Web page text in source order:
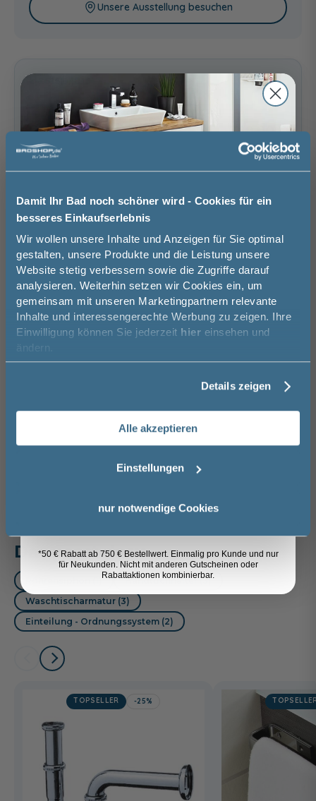
Damit Ihr Bad noch schöner wird - Cookies für ein
besseres Einkaufserlebnis
Wir wollen unsere Inhalte und Anzeigen für Sie optimal
gestalten, unsere Produkte und die Leistung unsere
Website stetig verbessern sowie die Zugriffe darauf
analysieren. Weiterhin setzen wir Cookies ein, um
gemeinsam mit unseren Marketingpartnern relevante
Inhalte und interessengerechte Werbung zu zeigen. Ihre
Einwilligung können Sie jederzeit hier einsehen und
ändern.
Details zeigen
Alle akzeptieren
Einstellungen
nur notwendige Cookies
Unsere Ausstellung besuchen
749,00 €
keine Optionen mit Aufpreis ausgewählt
Gesamtpreis 749,00 €
Versandkostenfrei innerhalb Deutschlands
In den Warenkorb
Artikel merken
Serie 3050
Das passt dazu
Handtuchhalter (3)
Waschtischarmatur (3)
Einteilung - Ordnungssystem (2)
TOPSELLER -25%
Jetzt 50 € sparen!
Melde Sie sich hier zu unserem
Newsletter an und sparen Sie
50€* auf Ihre Bestellung!
Vorname
Email
Anmelden
*50 € Rabatt ab 750 € Bestellwert. Einmalig pro Kunde und nur
für Neukunden. Nicht mit anderen Gutscheinen oder
Rabattaktionen kombinierbar.